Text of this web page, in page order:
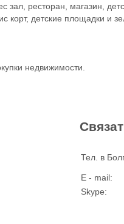
зал, ресторан, магазин,
корт, детские площадки и
недвижимости.
Тел. в
E - mail:
Skype: